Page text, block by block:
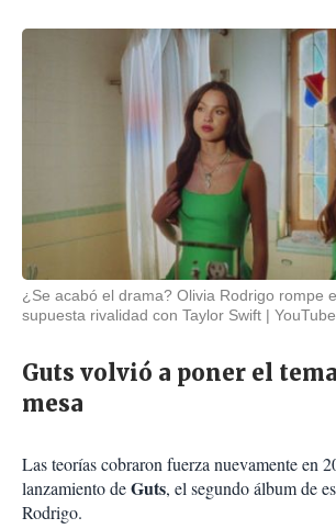
¿Se acabó el drama? Olivia Rodrigo rompe
supuesta rivalidad con Taylor Swift
YouTube
Guts volvió a poner el
mesa
Las teorías cobraron fuerza nuevamente en
lanzamiento deGuts, el segundo álbum de
Rodrigo.